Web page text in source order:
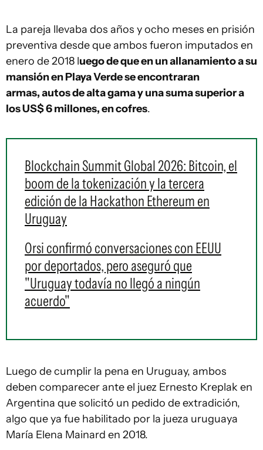
La pareja llevaba dos años y ocho meses en prisión
preventiva desde que ambos fueron imputados en
enero de 2018 luego de que en un allanamiento a su
mansión en Playa Verde se encontraran
armas, autos de alta gama y una suma superior a
los US$ 6 millones, en cofres.
Blockchain Summit Global 2026: Bitcoin, el
boom de la tokenización y la tercera
edición de la Hackathon Ethereum en
Uruguay
Orsi confirmó conversaciones con EEUU
por deportados, pero aseguró que
"Uruguay todavía no llegó a ningún
acuerdo"
Luego de cumplir la pena en Uruguay, ambos
deben comparecer ante el juez Ernesto Kreplak en
Argentina que solicitó un pedido de extradición,
algo que ya fue habilitado por la jueza uruguaya
María Elena Mainard en 2018.